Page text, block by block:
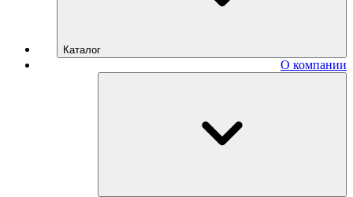
Каталог
О компании